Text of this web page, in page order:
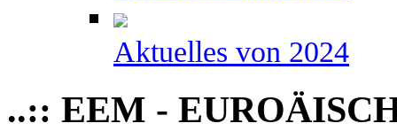
Aktuelles von 2024
..:: EEM -